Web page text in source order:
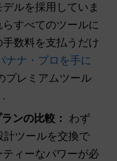
デルを採用していま
すべてのツールに
数料を支払うだけ
ナナ・プロを手に
プレミアムツール
ンの比較：
わず
ツールを交換で
ィーなパワーが必